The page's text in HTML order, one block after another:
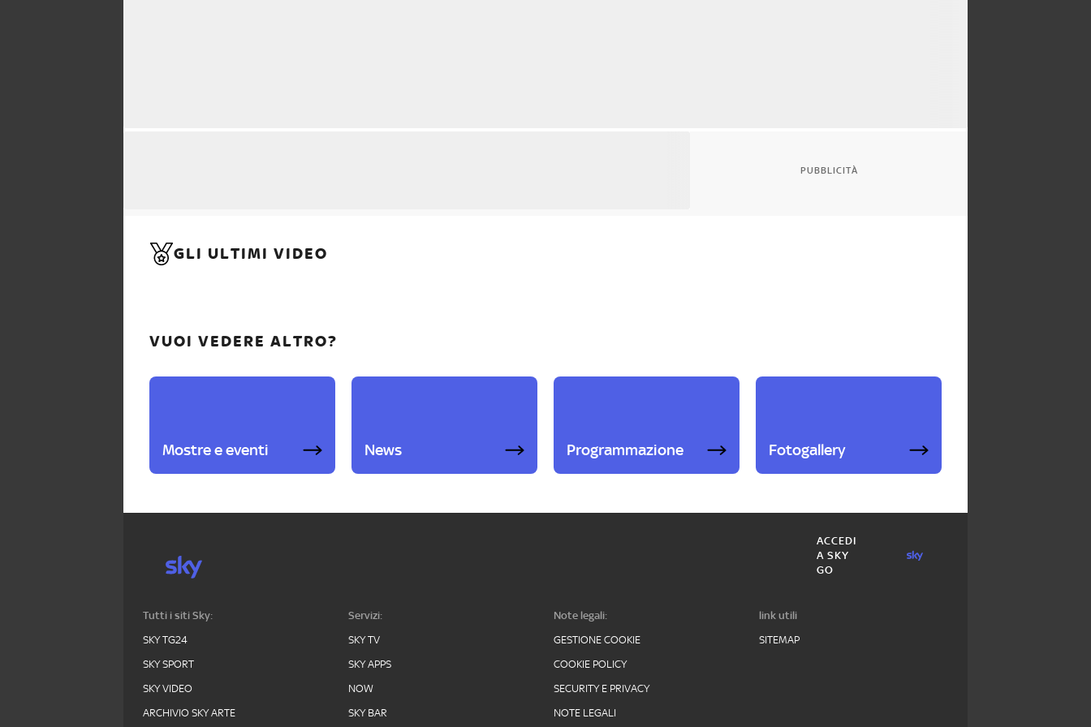
PUBBLICITÀ
GLI ULTIMI VIDEO
VUOI VEDERE ALTRO?
Mostre e eventi News Programmazione Fotogallery
ACCEDI
A SKY
GO
Tutti i siti Sky:
SKY TG24
SKY SPORT
SKY VIDEO
ARCHIVIO SKY ARTE
Servizi:
SKY TV
SKY APPS
NOW
SKY BAR
Note legali:
GESTIONE COOKIE
COOKIE POLICY
SECURITY E PRIVACY
NOTE LEGALI
link utili
SITEMAP